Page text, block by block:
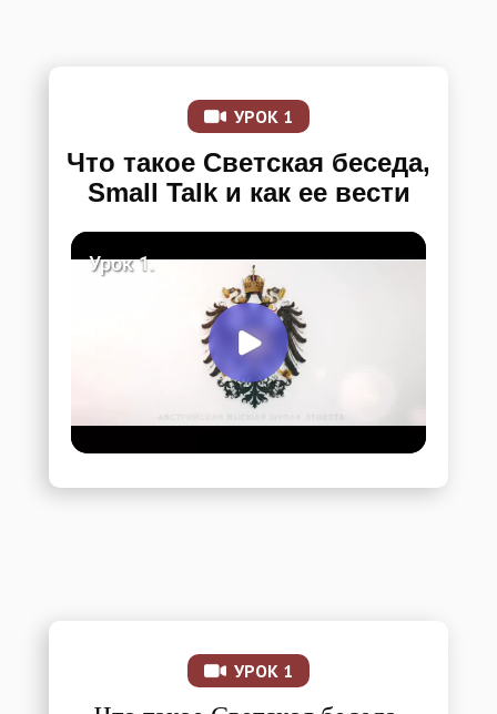
Что такое Светская беседа,
Small Talk и как ее вести
УРОК 1
УРОК 1